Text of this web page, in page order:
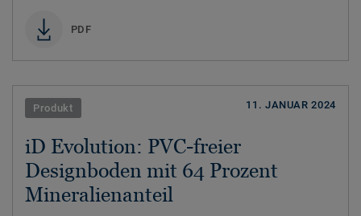
PDF
Produkt 11. JANUAR 2024
iD Evolution: PVC-freier
Designboden mit 64 Prozent
Mineralienanteil